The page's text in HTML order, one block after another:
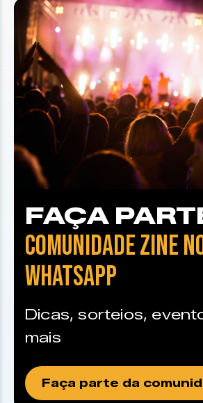
FAÇA
COMUNIDADE ZINE
WHATSAPP
Dicas, sorteios,
mais
Faça parte da